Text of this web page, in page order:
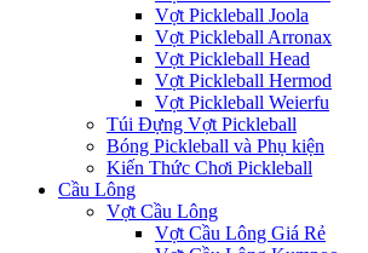
Vợt Pickleball Joola
Vợt Pickleball Arronax
Vợt Pickleball Head
Vợt Pickleball Hermod
Vợt Pickleball Weierfu
Túi Đựng Vợt Pickleball
Bóng Pickleball và Phụ kiện
Kiến Thức Chơi Pickleball
Cầu Lông
Vợt Cầu Lông
Vợt Cầu Lông Giá Rẻ